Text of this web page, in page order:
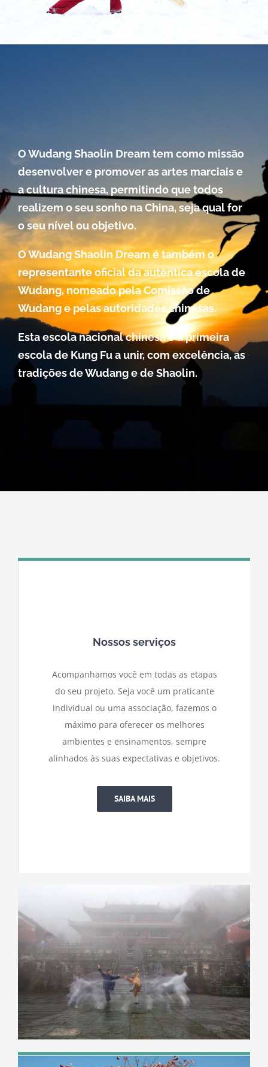
O Wudang Shaolin Dream tem como missão
desenvolver e promover as artes marciais e
a cultura chinesa, permitindo que todos
realizem o seu sonho na China, seja qual for
o seu nível ou objetivo.
O Wudang Shaolin Dream é também o
representante oficial da autêntica escola de
Wudang, nomeado pela Comissão de
Wudang e pelas autoridades chinesas.
Esta escola nacional chinesa é a primeira
escola de Kung Fu a unir, com excelência, as
tradições de Wudang e de Shaolin.
Nossos serviços
Acompanhamos você em todas as etapas
do seu projeto. Seja você um praticante
individual ou uma associação, fazemos o
máximo para oferecer os melhores
ambientes e ensinamentos, sempre
alinhados às suas expectativas e objetivos.
SAIBA MAIS